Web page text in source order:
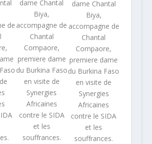
de
dame Chantal
Biya,
accompagne de
Chantal
Compaore,
premiere dame
du Burkina Faso
en visite de
Synergies
Africaines
contre le SIDA
et les
souffrances.
dame Chantal
Biya,
accompagne de
Chantal
Compaore,
premiere dame
du Burkina Faso
en visite de
Synergies
Africaines
contre le SIDA
et les
souffrances.